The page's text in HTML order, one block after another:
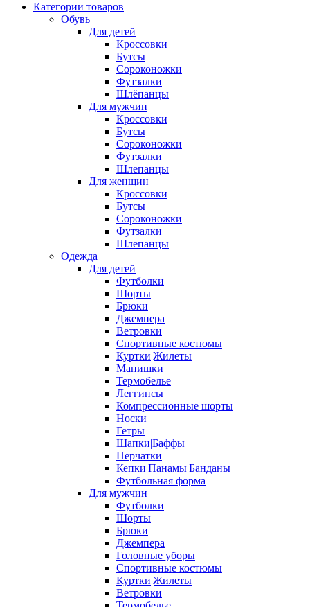
Категории товаров
Обувь
Для детей
Кроссовки
Бутсы
Сороконожки
Футзалки
Шлёпанцы
Для мужчин
Кроссовки
Бутсы
Сороконожки
Футзалки
Шлепанцы
Для женщин
Кроссовки
Бутсы
Сороконожки
Футзалки
Шлепанцы
Одежда
Для детей
Футболки
Шорты
Брюки
Джемпера
Ветровки
Спортивные костюмы
Куртки|Жилеты
Манишки
Термобелье
Леггинсы
Компрессионные шорты
Носки
Гетры
Шапки|Баффы
Перчатки
Кепки|Панамы|Банданы
Футбольная форма
Для мужчин
Футболки
Шорты
Брюки
Джемпера
Головные уборы
Спортивные костюмы
Куртки|Жилеты
Ветровки